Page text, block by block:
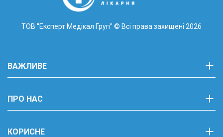
ТОВ "Експерт Медікал Груп" © Всі права захищені 2026
ВАЖЛИВЕ
ПРО НАС
КОРИСНЕ